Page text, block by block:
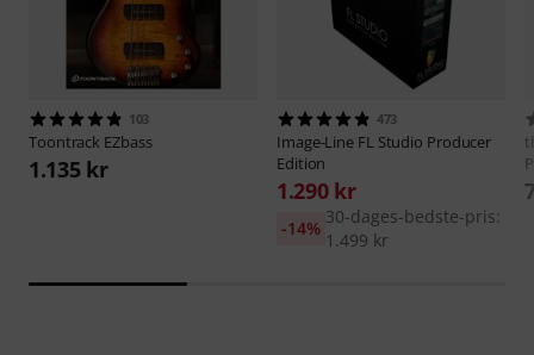
103
Toontrack EZbass
1.135 kr
473
Image-Line FL Studio Producer
Edition
1.290 kr
30-dages-bedste-pris:
1.499 kr
-14%